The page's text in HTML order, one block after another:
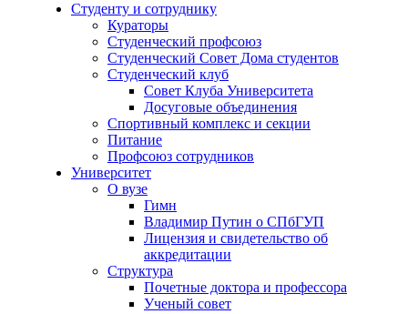
Студенту и сотруднику
Кураторы
Студенческий профсоюз
Студенческий Совет Дома студентов
Студенческий клуб
Совет Клуба Университета
Досуговые объединения
Спортивный комплекс и секции
Питание
Профсоюз сотрудников
Университет
О вузе
Гимн
Владимир Путин о СПбГУП
Лицензия и свидетельство об
аккредитации
Структура
Почетные доктора и профессора
Ученый совет